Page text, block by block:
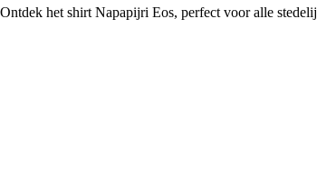
Ontdek het shirt Napapijri Eos, perfect voor alle